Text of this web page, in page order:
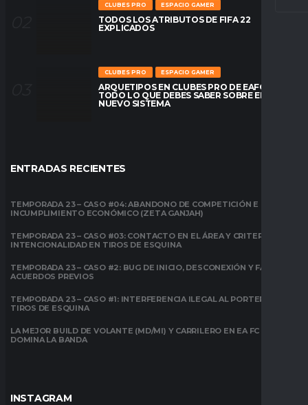
CLUBES PRO ESPACIO GAMER
TODOS LOS ATRIBUTOS DE FIFA 22
EXPLICADOS
CLUBES PRO ESPACIO GAMER
ARQUETIPOS EN CLUBES PRO DE EAFC26:
TODO LO QUE DEBES SABER SOBRE EL
NUEVO SISTEMA
ENTRADAS RECIENTES
TEMPORADA 23 – CASO #04: ABANDONO DE COMPETICIÓN E
INCUMPLIMIENTO ECONÓMICO (ZETA GANJAH)
TEMPORADA 23 – CASO #03: CONTACTO EN EL ÁREA Y CRITERIO DE
INTENCIONALIDAD EN TIROS DE ESQUINA
TEMPORADA 23 – CASO #2: BUG DE INICIO, DESCONEXIÓN Y FALTA DE
ACUERDOS PREVIOS
TEMPORADA 23 – CASO #1: INTERFERENCIA ILEGAL AL PORTERO EN
TIROS DE ESQUINA
LA MEJOR BUILD DE VOLANTE (MD/MI) Y CARRILERO EN EA FC 26:
DOMINA LA BANDA
INSTAGRAM